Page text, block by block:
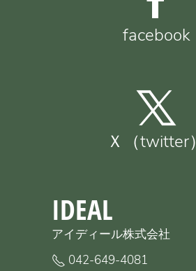
facebook
Ｘ（twitter）
IDEAL
アイディール株式会社
042-649-4081